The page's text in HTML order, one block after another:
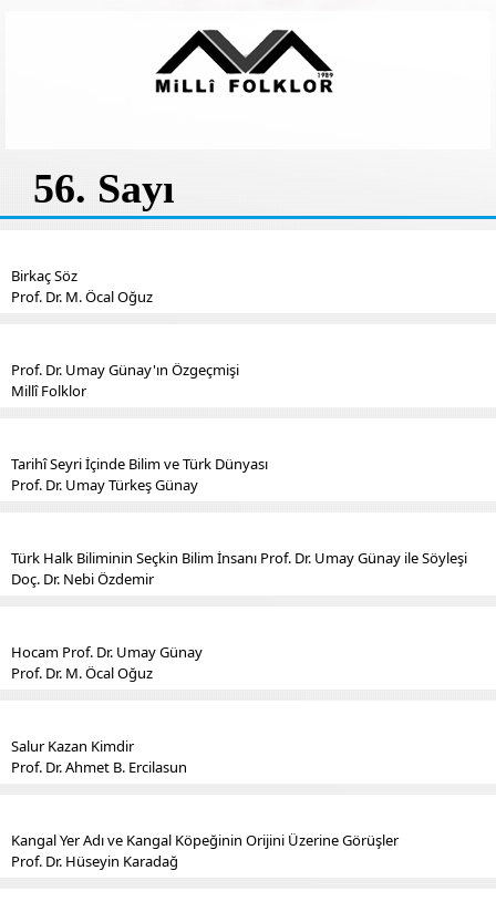
56. Sayı
Birkaç Söz
Prof. Dr. M. Öcal Oğuz
Prof. Dr. Umay Günay'ın Özgeçmişi
Millî Folklor
Tarihî Seyri İçinde Bilim ve Türk Dünyası
Prof. Dr. Umay Türkeş Günay
Türk Halk Biliminin Seçkin Bilim İnsanı Prof. Dr. Umay Günay ile Söyleşi
Doç. Dr. Nebi Özdemir
Hocam Prof. Dr. Umay Günay
Prof. Dr. M. Öcal Oğuz
Salur Kazan Kimdir
Prof. Dr. Ahmet B. Ercilasun
Kangal Yer Adı ve Kangal Köpeğinin Orijini Üzerine Görüşler
Prof. Dr. Hüseyin Karadağ